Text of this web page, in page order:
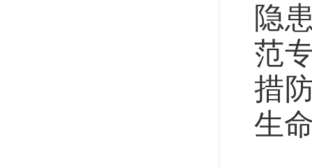
隐
范
措
生